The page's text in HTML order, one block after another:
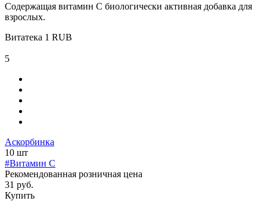
Содержащая витамин С биологически активная добавка для
взрослых.
Витатека 1 RUB
5
Аскорбинка
10 шт
#Витамин C
Рекомендованная розничная цена
31 руб.
Купить